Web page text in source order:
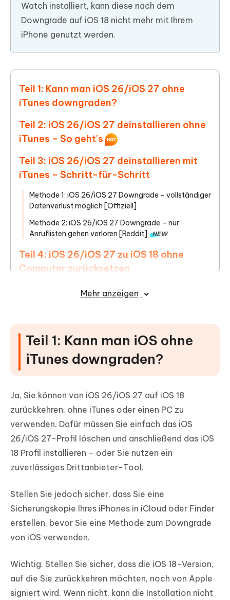
Watch installiert, kann diese nach dem
Downgrade auf iOS 18 nicht mehr mit Ihrem
iPhone genutzt werden.
Teil 1: Kann man iOS 26/iOS 27 ohne
iTunes downgraden?
Teil 2: iOS 26/iOS 27 deinstallieren ohne
iTunes – So geht's
Teil 3: iOS 26/iOS 27 deinstallieren mit
iTunes – Schritt-für-Schritt
Methode 1: iOS 26/iOS 27 Downgrade - vollständiger
Datenverlust möglich [Offiziell]
Methode 2: iOS 26/iOS 27 Downgrade – nur
Anruflisten gehen verloren [Reddit]
NEW
Teil 4: iOS 26/iOS 27 zu iOS 18 ohne
Computer zurücksetzen
Teil 5: Häufige Fragen zur iOS-
Mehr anzeigen
Teil 1: Kann man iOS ohne
iTunes downgraden?
Ja, Sie können von iOS 26/iOS 27 auf iOS 18
zurückkehren, ohne iTunes oder einen PC zu
verwenden. Dafür müssen Sie einfach das iOS
26/iOS 27-Profil löschen und anschließend das iOS
18 Profil installieren – oder Sie nutzen ein
zuverlässiges Drittanbieter-Tool.
Stellen Sie jedoch sicher, dass Sie eine
Sicherungskopie Ihres iPhones in iCloud oder Finder
erstellen, bevor Sie eine Methode zum Downgrade
von iOS verwenden.
Wichtig: Stellen Sie sicher, dass die iOS 18-Version,
auf die Sie zurückkehren möchten, noch von Apple
signiert wird. Wenn nicht, kann die Installation nicht